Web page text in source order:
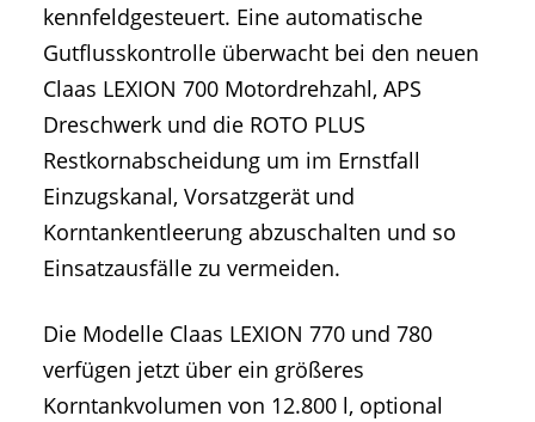
kennfeldgesteuert. Eine automatische
Gutflusskontrolle überwacht bei den neuen
Claas LEXION 700 Motordrehzahl, APS
Dreschwerk und die ROTO PLUS
Restkornabscheidung um im Ernstfall
Einzugskanal, Vorsatzgerät und
Korntankentleerung abzuschalten und so
Einsatzausfälle zu vermeiden.
Die Modelle Claas LEXION 770 und 780
verfügen jetzt über ein größeres
Korntankvolumen von 12.800 l, optional